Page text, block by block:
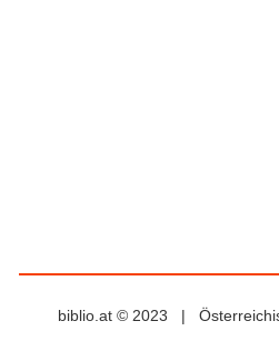
biblio.at © 2023 |